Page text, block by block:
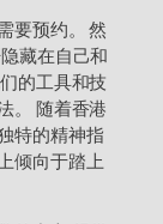
要预约。 然
藏在自己和
的工具和技
。 随着香港
特的精神指
倾向于踏上